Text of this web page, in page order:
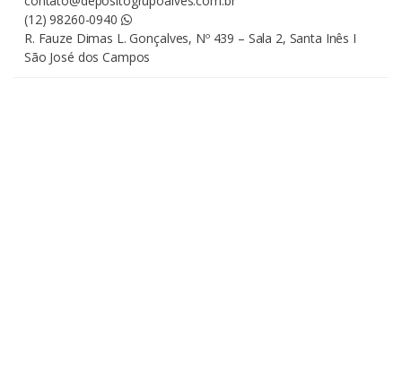
(12) 98260-0940
R. Fauze Dimas L. Gonçalves, Nº 439 – Sala 2, Santa Inês I
São José dos Campos